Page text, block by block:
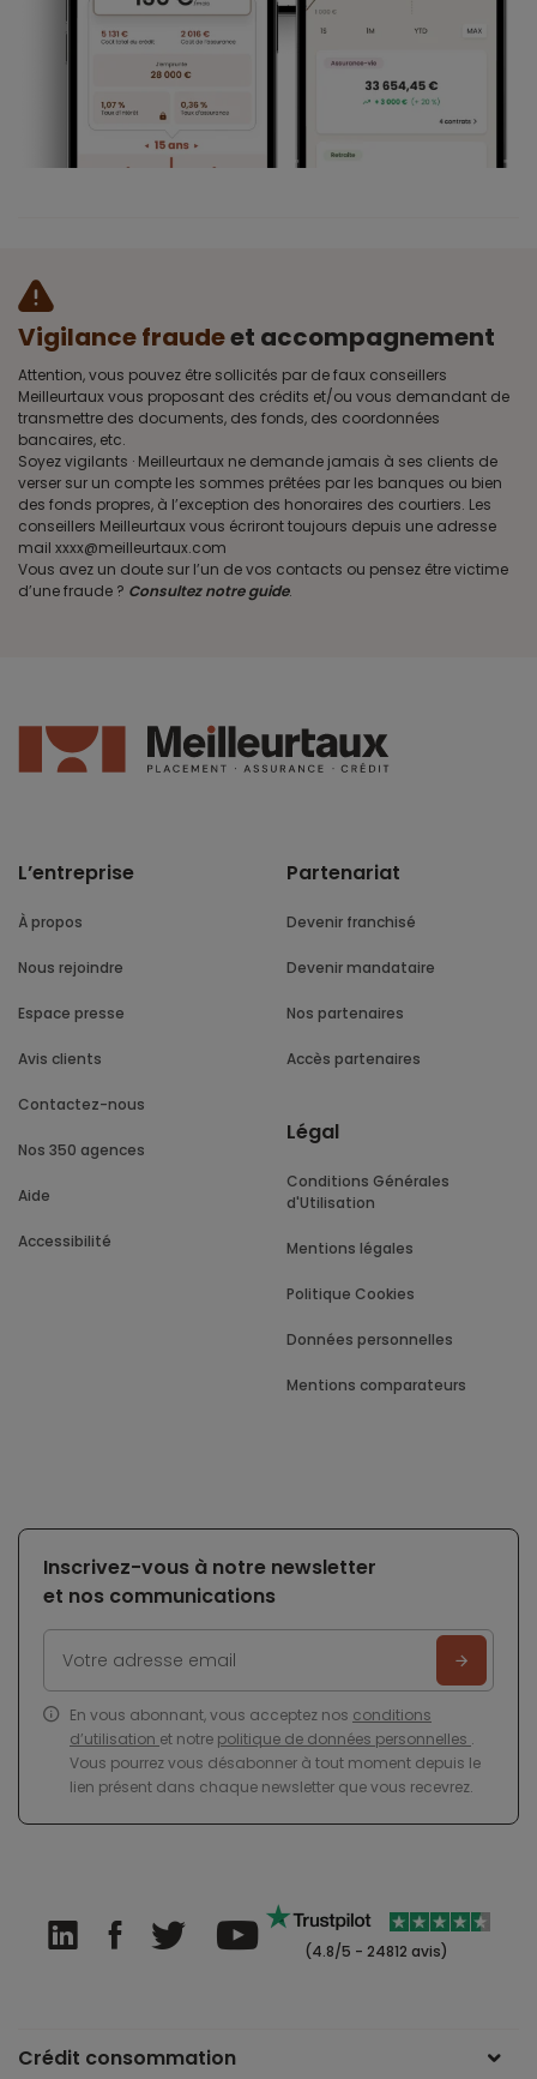
Vigilance fraudeet accompagnement
Attention, vous pouvez être sollicités par de faux conseillers
Meilleurtaux vous proposant des crédits et/ou vous demandant de
transmettre des documents, des fonds, des coordonnées
bancaires, etc.
Soyez vigilants · Meilleurtaux ne demande jamais à ses clients de
verser sur un compte les sommes prêtées par les banques ou bien
des fonds propres, à l’exception des honoraires des courtiers. Les
conseillers Meilleurtaux vous écriront toujours depuis une adresse
mail xxxx@meilleurtaux.com
Vous avez un doute sur l’un de vos contacts ou pensez être victime
d’une fraude ? Consultez notre guide.
L’entreprise
À propos
Nous rejoindre
Espace presse
Avis clients
Contactez-nous
Nos 350 agences
Aide
Accessibilité
Partenariat
Devenir franchisé
Devenir mandataire
Nos partenaires
Accès partenaires
Légal
Conditions Générales
d'Utilisation
Mentions légales
Politique Cookies
Données personnelles
Mentions comparateurs
Inscrivez-vous à notre newsletter
et nos communications
En vous abonnant, vous acceptez nos conditions
d’utilisation et notre politique de données personnelles .
Vous pourrez vous désabonner à tout moment depuis le
lien présent dans chaque newsletter que vous recevrez.
(4.8/5 - 24812 avis)
Crédit consommation